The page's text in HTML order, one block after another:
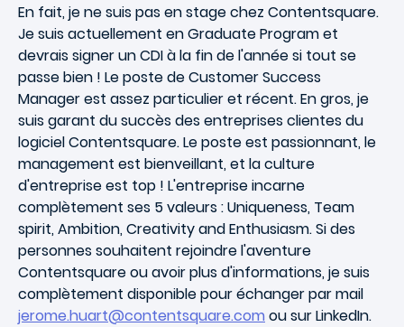
En fait, je ne suis pas en stage chez Contentsquare.
Je suis actuellement en Graduate Program et
devrais signer un CDI à la fin de l'année si tout se
passe bien ! Le poste de Customer Success
Manager est assez particulier et récent. En gros, je
suis garant du succès des entreprises clientes du
logiciel Contentsquare. Le poste est passionnant, le
management est bienveillant, et la culture
d'entreprise est top ! L'entreprise incarne
complètement ses 5 valeurs : Uniqueness, Team
spirit, Ambition, Creativity and Enthusiasm. Si des
personnes souhaitent rejoindre l'aventure
Contentsquare ou avoir plus d'informations, je suis
complètement disponible pour échanger par mail
jerome.huart@contentsquare.com ou sur LinkedIn.